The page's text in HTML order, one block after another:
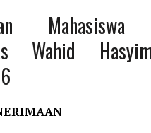
Wahid